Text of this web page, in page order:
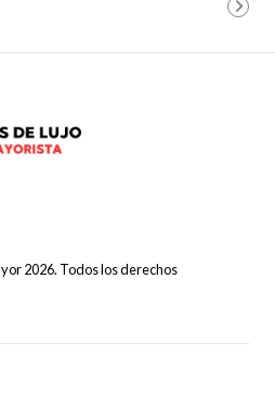
2026. Todos los derechos